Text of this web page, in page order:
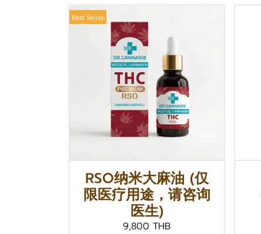
Best Seller
RSO纳米大麻油 (仅
限医疗用途，请咨询
医生)
9,800 THB